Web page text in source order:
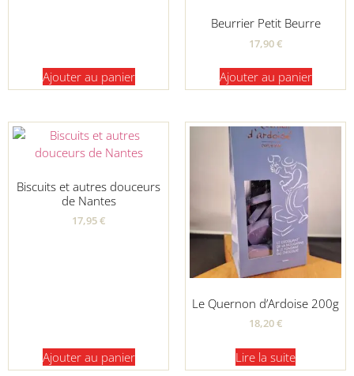
Ajouter au panier
Beurrier Petit Beurre
17,90€
Ajouter au panier
Biscuits et autres douceurs
de Nantes
17,95€
Ajouter au panier
Le Quernon d’Ardoise 200g
18,20€
Lire la suite